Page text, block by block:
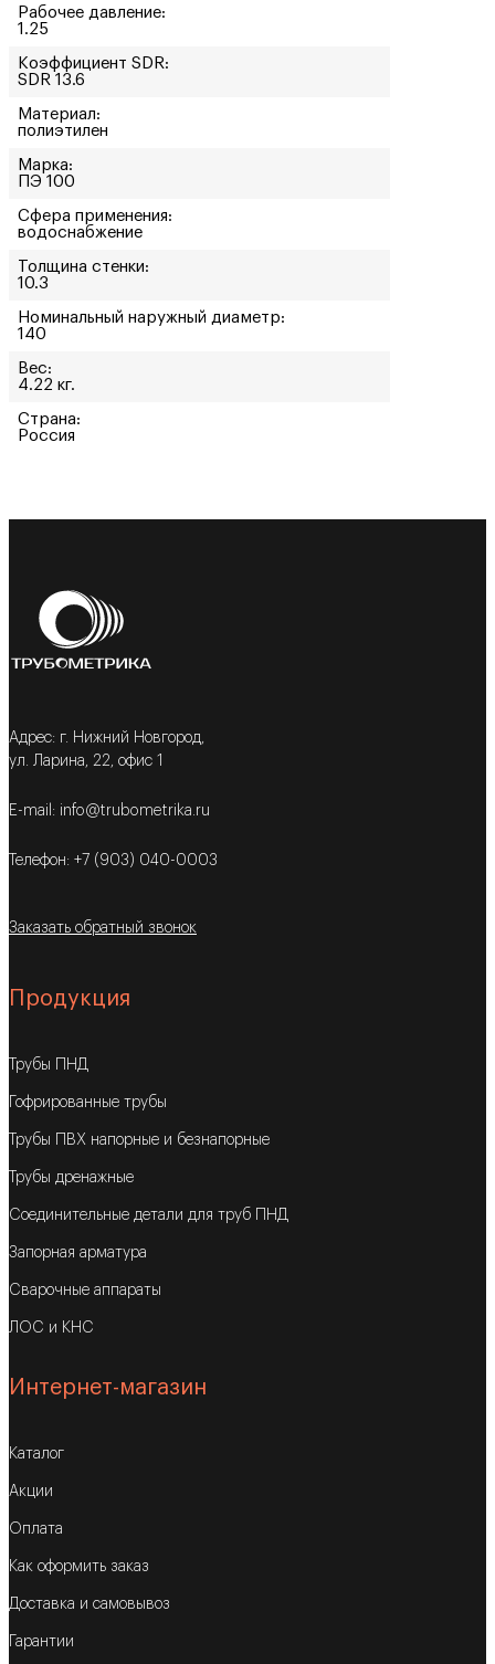
Рабочее давление:
1.25
Коэффициент SDR:
SDR 13.6
Материал:
полиэтилен
Марка:
ПЭ 100
Сфера применения:
водоснабжение
Толщина стенки:
10.3
Номинальный наружный диаметр:
140
Вес:
4.22 кг.
Страна:
Россия
Адрес: г. Нижний Новгород,
ул. Ларина, 22, офис 1
E-mail: info@trubometrika.ru
Телефон: +7 (903) 040-0003
Заказать обратный звонок
Продукция
Трубы ПНД
Гофрированные трубы
Трубы ПВХ напорные и безнапорные
Трубы дренажные
Соединительные детали для труб ПНД
Запорная арматура
Сварочные аппараты
ЛОС и КНС
Интернет-магазин
Каталог
Акции
Оплата
Как оформить заказ
Доставка и самовывоз
Гарантии